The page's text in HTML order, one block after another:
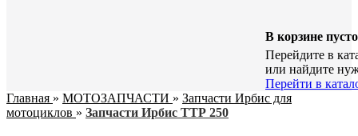
В корзине пусто
Перейдите в
или найдите
Перейти в
Главная » МОТОЗАПЧАСТИ » Запчасти Ирбис для
мотоциклов » Запчасти Ирбис ТТР 250